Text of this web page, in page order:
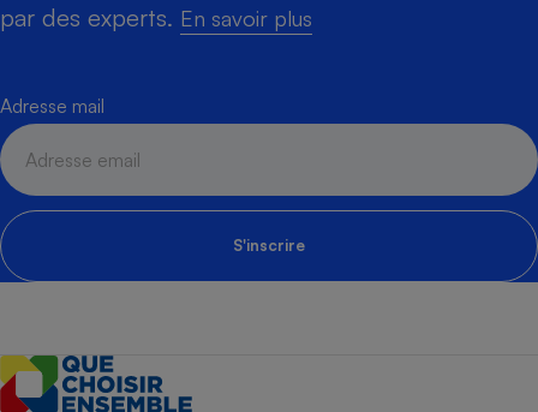
par des experts. En savoir plus
Adresse mail
S'inscrire